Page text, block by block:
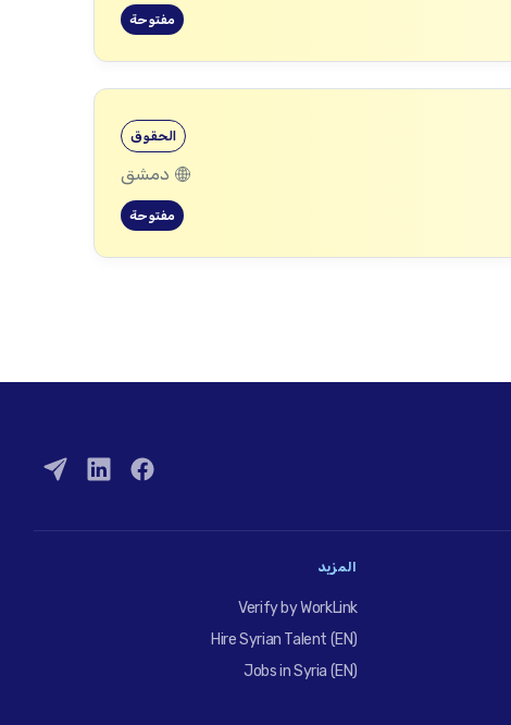
مفتوحة
الحقوق
دمشق
مفتوحة
المزيد
Verify by WorkLink
Hire Syrian Talent (EN)
Jobs in Syria (EN)